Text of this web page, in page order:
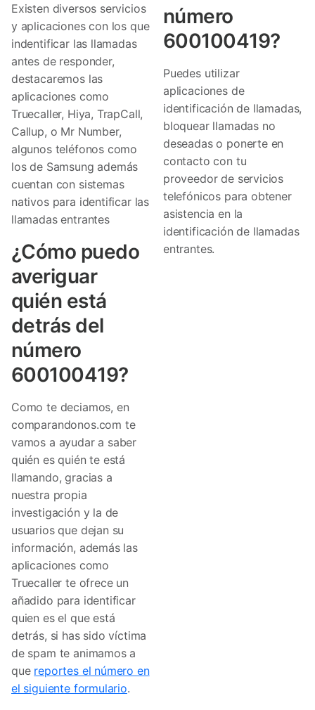
Existen diversos servicios
y aplicaciones con los que
indentificar las llamadas
antes de responder,
destacaremos las
aplicaciones como
Truecaller, Hiya, TrapCall,
Callup, o Mr Number,
algunos teléfonos como
los de Samsung además
cuentan con sistemas
nativos para identificar las
llamadas entrantes
¿Cómo puedo
averiguar
quién está
detrás del
número
600100419?
Como te deciamos, en
comparandonos.com te
vamos a ayudar a saber
quién es quién te está
llamando, gracias a
nuestra propia
investigación y la de
usuarios que dejan su
información, además las
aplicaciones como
Truecaller te ofrece un
añadido para identificar
quien es el que está
detrás, si has sido víctima
de spam te animamos a
que reportes el número en
el siguiente formulario.
número
600100419?
Puedes utilizar
aplicaciones de
identificación de llamadas,
bloquear llamadas no
deseadas o ponerte en
contacto con tu
proveedor de servicios
telefónicos para obtener
asistencia en la
identificación de llamadas
entrantes.